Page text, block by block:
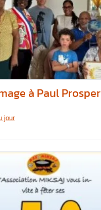
à Paul Prosper
jour